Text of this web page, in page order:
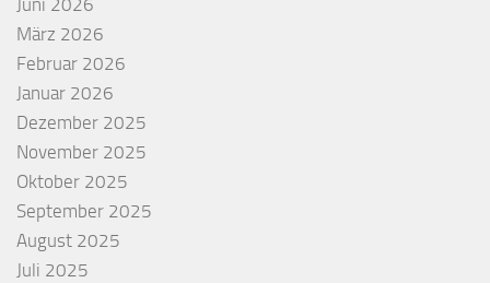
Juni 2026
März 2026
Februar 2026
Januar 2026
Dezember 2025
November 2025
Oktober 2025
September 2025
August 2025
Juli 2025